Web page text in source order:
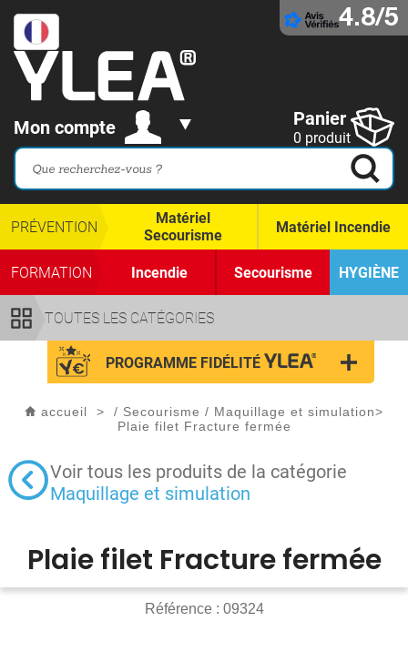
4.8/5
Mon compte Panier
0 produit
TOUTES LES CATÉGORIES
PRÉVENTION
Matériel
Secourisme
Matériel Incendie
FORMATION Incendie Secourisme HYGIÈNE
PROGRAMME FIDÉLITÉ
accueil > / Secourisme / Maquillage et simulation>
Plaie filet Fracture fermée
Voir tous les produits de la catégorie
Maquillage et simulation
Plaie filet Fracture fermée
Référence : 09324